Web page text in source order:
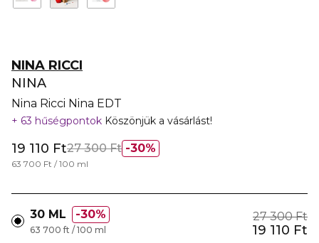
NINA RICCI
NINA
Nina Ricci Nina EDT
63 hűségpontok Köszönjük a vásárlást!
30%
19 110 Ft27 300 Ft
63 700 Ft / 100 ml
30 ML 30% 27 300 Ft
19 110 Ft
63 700 ft / 100 ml